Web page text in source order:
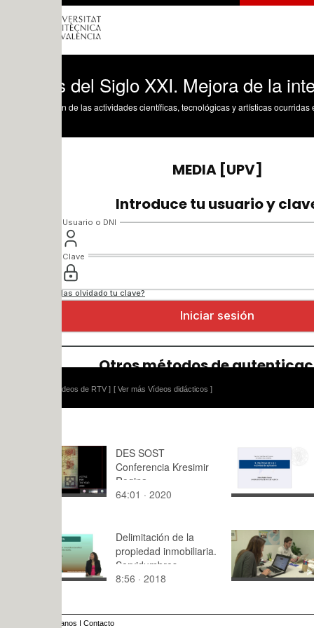
del Siglo XXI. Mejora de la
de las actividades científicas, tecnológicas y artísticas ocurridas en los tres
[ Ver más Vídeos didácticos ]
DES SOST
Conferencia Kresimir
Rogina
64:01 · 2020
Actividad
0:26 · 2006
Delimitación de la
propiedad inmobiliaria.
Servidumbres.
Definición
8:56 · 2018
Talento
2:48 · 2024